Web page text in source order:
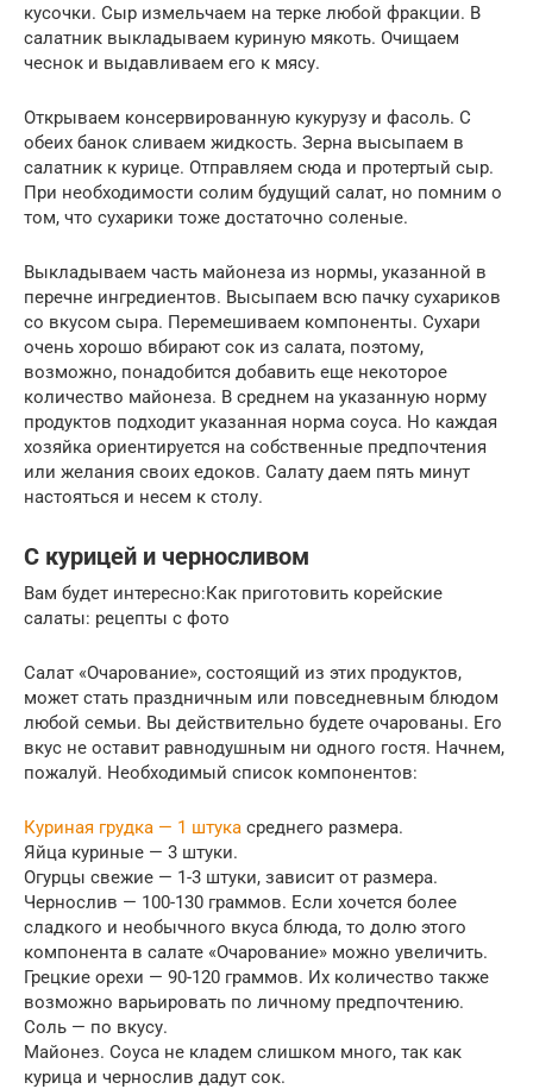
кусочки. Сыр измельчаем на терке любой фракции. В
салатник выкладываем куриную мякоть. Очищаем
чеснок и выдавливаем его к мясу.
Открываем консервированную кукурузу и фасоль. С
обеих банок сливаем жидкость. Зерна высыпаем в
салатник к курице. Отправляем сюда и протертый сыр.
При необходимости солим будущий салат, но помним о
том, что сухарики тоже достаточно соленые.
Выкладываем часть майонеза из нормы, указанной в
перечне ингредиентов. Высыпаем всю пачку сухариков
со вкусом сыра. Перемешиваем компоненты. Сухари
очень хорошо вбирают сок из салата, поэтому,
возможно, понадобится добавить еще некоторое
количество майонеза. В среднем на указанную норму
продуктов подходит указанная норма соуса. Но каждая
хозяйка ориентируется на собственные предпочтения
или желания своих едоков. Салату даем пять минут
настояться и несем к столу.
С курицей и черносливом
Вам будет интересно:Как приготовить корейские
салаты: рецепты с фото
Салат «Очарование», состоящий из этих продуктов,
может стать праздничным или повседневным блюдом
любой семьи. Вы действительно будете очарованы. Его
вкус не оставит равнодушным ни одного гостя. Начнем,
пожалуй. Необходимый список компонентов:
Куриная грудка — 1 штука среднего размера.
Яйца куриные — 3 штуки.
Огурцы свежие — 1-3 штуки, зависит от размера.
Чернослив — 100-130 граммов. Если хочется более
сладкого и необычного вкуса блюда, то долю этого
компонента в салате «Очарование» можно увеличить.
Грецкие орехи — 90-120 граммов. Их количество также
возможно варьировать по личному предпочтению.
Соль — по вкусу.
Майонез. Соуса не кладем слишком много, так как
курица и чернослив дадут сок.